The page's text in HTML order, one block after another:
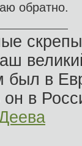
обратно.
был в
он в